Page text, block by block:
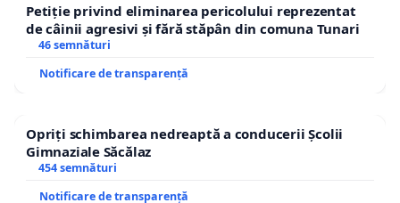
Petiție privind eliminarea pericolului reprezentat
de câinii agresivi și fără stăpân din comuna Tunari
46 semnături
Notificare de transparență
Opriți schimbarea nedreaptă a conducerii Școlii
Gimnaziale Săcălaz
454 semnături
Notificare de transparență